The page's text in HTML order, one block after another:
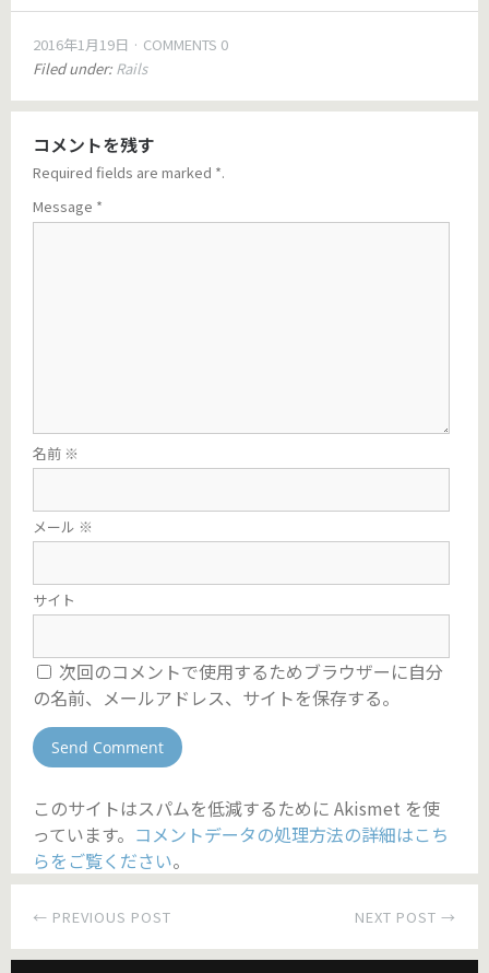
2016年1月19日
COMMENTS 0
Filed under: Rails
コメントを残す
Required fields are marked *.
Message *
名前 ※
メール ※
サイト
次回のコメントで使用するためブラウザーに自分
の名前、メールアドレス、サイトを保存する。
このサイトはスパムを低減するために Akismet を使
っています。 コメントデータの処理方法の詳細はこち
らをご覧ください。
NEXT POST →
← PREVIOUS POST